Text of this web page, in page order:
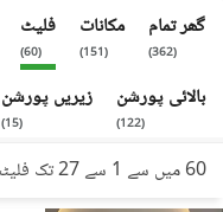
گھر تمام
(
362
)
مکانات
(
151
)
فلیٹ
(
60
)
بالائی پورشن
(
122
)
زیریں پورشن
(
15
)
60 میں سے 1 سے 27 تک فلیٹس